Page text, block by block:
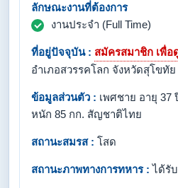
ลักษณะงานที่ต้องการ
งานประจำ (Full Time)
ที่อยู่ปัจจุบัน : สมัครสมาชิก เพื่อ
อำเภอสวรรคโลก จังหวัดสุโขทัย
ข้อมูลส่วนตัว : เพศชาย อายุ 37
หนัก 85 กก. สัญชาติไทย
สถานะสมรส : โสด
สถานะภาพทางการทหาร : ได้รั